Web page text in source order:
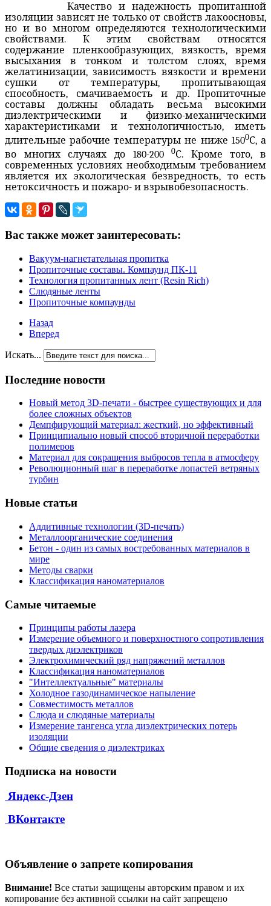
Качество и надежность пропитанной
изоляции зависят не только от свойств лакоосновы,
но и во многом определяются технологическими
свойствами. К этим свойствам относятся
содержание пленкообразующих, вязкость, время
высыхания в тонком и толстом слоях, время
желатинизации, зависимость вязкости и времени
сушки от температуры, пропитывающая
способность, смачиваемость и др. Пропиточные
составы должны обладать весьма высокими
диэлектрическими и физико-механическими
характеристиками и технологичностью, иметь
длительные рабочие температуры не ниже 1500С, а
во многих случаях до 180-2000С. Кроме того, в
современных условиях необходимым требованием
является их экологическая безвредность, то есть
нетоксичность и пожаро- и взрывобезопасность.
Вас также может заинтересовать:
Вакуум-нагнетательная пропитка
Пропиточные составы. Компаунд ПК-11
Технология пропитанных лент (Resin Rich)
Слюдяные ленты
Пропиточные компаунды
Назад
Вперед
Искать...
Последние новости
Новый метод 3D-печати - быстрее существующих и для
более сложных объектов
Демпфирующий материал: жесткий, но эффективный
Принципиально новый способ вторичной переработки
полимеров
Материал для сокращения выбросов тепла в атмосферу
Революционный шаг в переработке лопастей ветряных
турбин
Новые статьи
Аддитивные технологии (3D-печать)
Металлоорганические соединения
Бетон - один из самых востребованных материалов в
мире
Методы сварки
Классификация наноматериалов
Самые читаемые
Принципы работы лазера
Измерение объемного и поверхностного сопротивления
твердых диэлектриков
Электрохимический ряд напряжений металлов
Классификация наноматериалов
"Интеллектуальные" материалы
Холодное газодинамическое напыление
Совместимость металлов
Слюда и слюдяные материалы
Измерение тангенса угла диэлектрических потерь
изоляции
Общие сведения о диэлектриках
Подписка на новости
Яндекс-Дзен
ВКонтакте
Объявление о запрете копирования
Внимание! Все статьи защищены авторским правом и их
копирование без активной ссылки на сайт запрещено